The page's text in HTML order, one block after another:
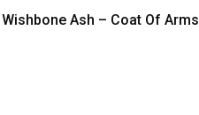
Wishbone Ash – Coat Of Arms